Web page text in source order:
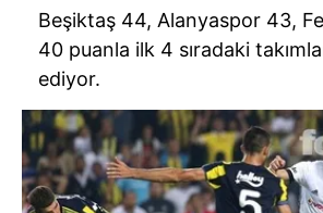
Beşiktaş 44, Alanyaspor 43,
40 puanla ilk 4 sıradaki
ediyor.